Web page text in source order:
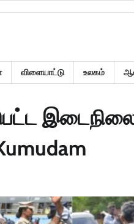
விளையாட்டு உலகம்